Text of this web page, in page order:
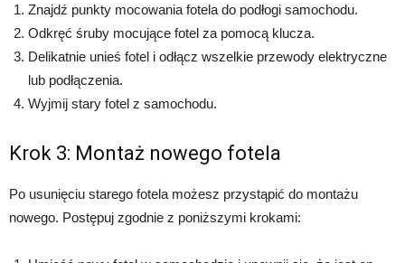
Znajdź punkty mocowania fotela do podłogi samochodu.
Odkręć śruby mocujące fotel za pomocą klucza.
Delikatnie unieś fotel i odłącz wszelkie przewody elektryczne
lub podłączenia.
Wyjmij stary fotel z samochodu.
Krok 3: Montaż nowego fotela
Po usunięciu starego fotela możesz przystąpić do montażu
nowego. Postępuj zgodnie z poniższymi krokami: